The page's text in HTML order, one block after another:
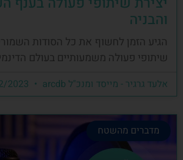
והבניה
הגיע הזמן לחשוף את כל הסודות
שיתופי פעולה משמעותיים בעולם
אלעד גרגיר - מייסד ומנכ"ל arcdb
מדברים מהשטח